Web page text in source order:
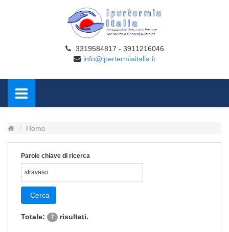
3319584817 - 3911216046
info@ipertermiaitalia.it
Home
Parole chiave di ricerca
Cerca
Totale: 7 risultati.